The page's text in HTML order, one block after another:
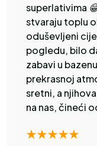
superlativima
stvaraju toplu
oduševljeni
pogledu, bilo
zabavi u
prekrasnoj
sretni, a
na nas, čineći